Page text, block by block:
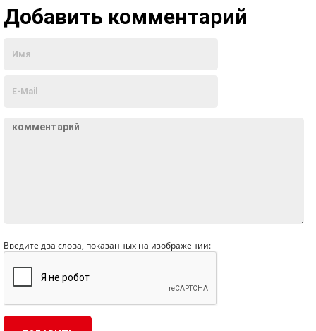
Добавить комментарий
Введите два слова, показанных на изображении: